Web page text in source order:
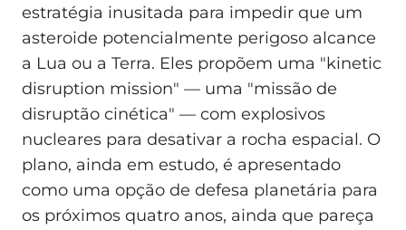
estratégia inusitada para impedir que um
asteroide potencialmente perigoso alcance
a Lua ou a Terra. Eles propõem uma "kinetic
disruption mission" — uma "missão de
disruptão cinética" — com explosivos
nucleares para desativar a rocha espacial. O
plano, ainda em estudo, é apresentado
como uma opção de defesa planetária para
os próximos quatro anos, ainda que pareça